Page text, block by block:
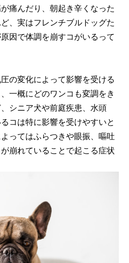
痛んだり、朝起き辛くなった
、実はフレンチブルドッグた
因で体調を崩すコがいるって
の変化によって影響を受ける
一概にどのワンコも変調をき
シニア犬や前庭疾患、水頭
コは特に影響を受けやすいと
ってはふらつきや眼振、嘔吐
崩れていることで起こる症状